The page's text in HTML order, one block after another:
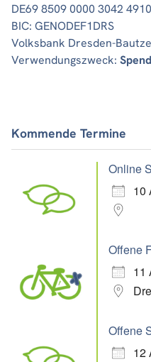
DE69 8509 0000 3042
BIC: GENODEF1DRS
Volksbank Dresden-
Verwendungszweck:
Kommende Termine
Online
10
Offene
11
Offene
12